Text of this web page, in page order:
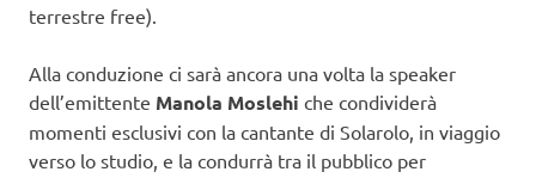
terrestre free).
Alla conduzione ci sarà ancora una volta la speaker
dell’emittente Manola Moslehi che condividerà
momenti esclusivi con la cantante di Solarolo, in viaggio
verso lo studio, e la condurrà tra il pubblico per